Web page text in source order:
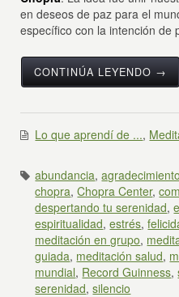
en deseos de paz para el
específico con la intención de
CONTINÚA LEYENDO →
Lo que aprendí de ...,
abundancia,agradecimiento
chopra,Chopra Center,
despertando tu serenidad,
espiritualidad,estrés,
meditación en grupo,
guiada, meditación salud,
mundial, Record Guinness,
serenidad,silencio